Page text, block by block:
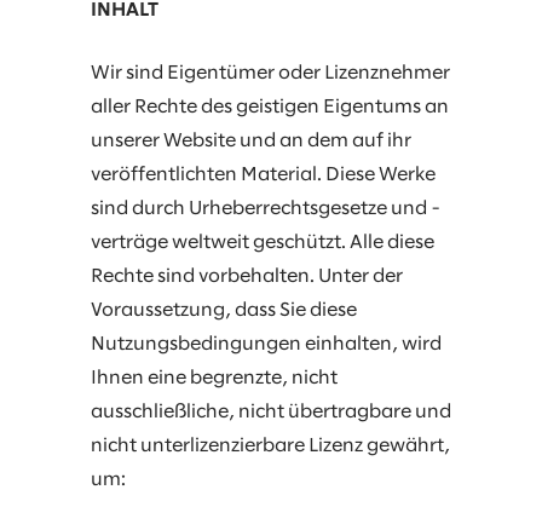
INHALT
Wir sind Eigentümer oder Lizenznehmer
aller Rechte des geistigen Eigentums an
unserer Website und an dem auf ihr
veröffentlichten Material. Diese Werke
sind durch Urheberrechtsgesetze und -
verträge weltweit geschützt. Alle diese
Rechte sind vorbehalten. Unter der
Voraussetzung, dass Sie diese
Nutzungsbedingungen einhalten, wird
Ihnen eine begrenzte, nicht
ausschließliche, nicht übertragbare und
nicht unterlizenzierbare Lizenz gewährt,
um: